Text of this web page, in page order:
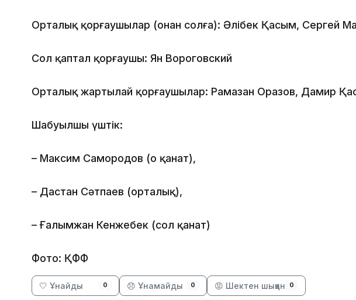
Орталық қорғаушылар (оңнан солға): Әлібек Қасым, Сергей
Сол қаптал қорғаушы: Ян Вороговский
Орталық жартылай қорғаушылар: Рамазан Оразов, Дамир
Шабуылшы үштік:
– Максим Самородов (оң қанат),
– Дастан Сәтпаев (орталық),
– Ғалымжан Кенжебек (сол қанат)
Фото: ҚФФ
🤍 Ұнайды 0 😞 Ұнамайды 0 😡 Шектен шыққан 0